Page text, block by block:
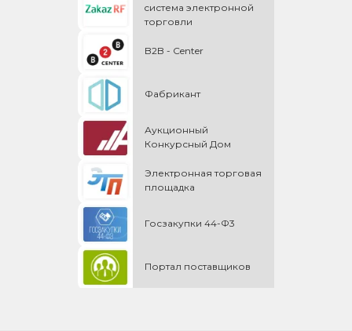
cистема электронной
торговли
B2B - Center
Фабрикант
Аукционный
Конкурсный Дом
Электронная торговая
площадка
Госзакупки 44-Ф3
Портал поставщиков